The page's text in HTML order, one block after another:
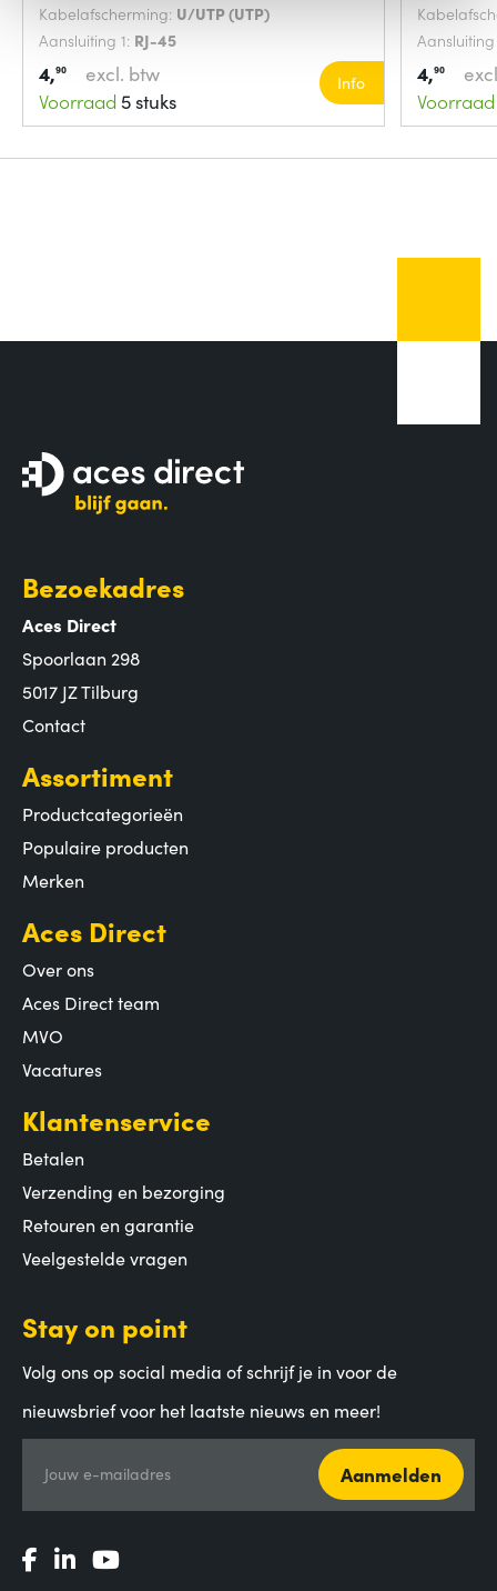
Kabelafscherming: U/UTP (UTP)
Aansluiting 1: RJ-45
4,90
excl. btw
Voorraad 5 stuks
Info 4,90
Voorraad
Bezoekadres
Aces Direct
Spoorlaan 298
5017 JZ Tilburg
Contact
Assortiment
Productcategorieën
Populaire producten
Merken
Aces Direct
Over ons
Aces Direct team
MVO
Vacatures
Klantenservice
Betalen
Verzending en bezorging
Retouren en garantie
Veelgestelde vragen
Stay on point
Volg ons op social media of schrijf je in voor de
nieuwsbrief voor het laatste nieuws en meer!
Jouw e-mailadres Aanmelden